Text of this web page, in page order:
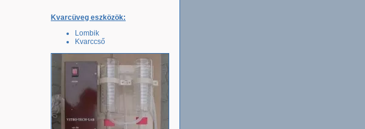
Kvarcüveg eszközök:
Lombik
Kvarccső